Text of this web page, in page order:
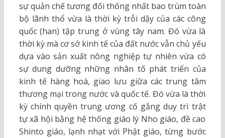
sự quản chế tương đối thống nhất bao trùm toàn
bộ lãnh thổ vừa là thời kỳ trỗi dậy của các công
quốc (han) tập trung ở vùng tây nam. Đó vừa là
thời kỳ mà cơ sở kinh tế của đất nước vẫn chủ yếu
dựa vào sản xuất nông nghiệp tự nhiên vừa có
sự dung dưỡng những nhân tố phát triển của
kinh tế hàng hoá, giao lưu giữa các trung tâm
thương mại trong nước và quốc tế. Đó vừa là thời
kỳ chính quyền trung ương cố gắng duy trì trật
tự xã hội bằng hệ thống giáo lý Nho giáo, đề cao
Shinto giáo, lạnh nhạt với Phật giáo, từng bước